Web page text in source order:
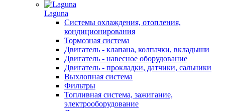
Laguna
Системы охлаждения, отопления,
кондиционирования
Тормозная система
Двигатель - клапана, колпачки, вкладыши
Двигатель - навесное оборудование
Двигатель - прокладки, датчики, сальники
Выхлопная система
Фильтры
Топливная система, зажигание,
электрооборудование